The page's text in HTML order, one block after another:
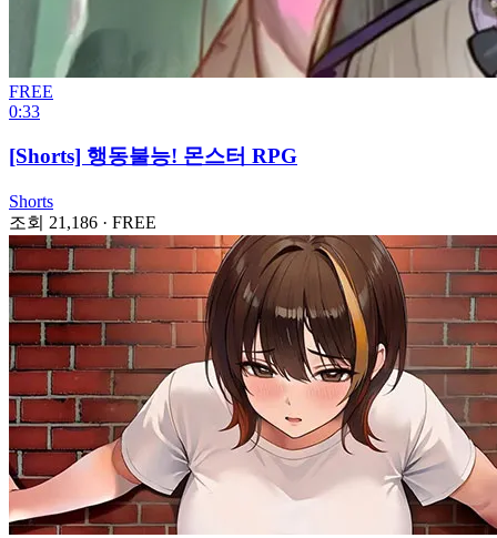
FREE
0:33
[Shorts] 행동불능! 몬스터 RPG
Shorts
조회 21,186 · FREE